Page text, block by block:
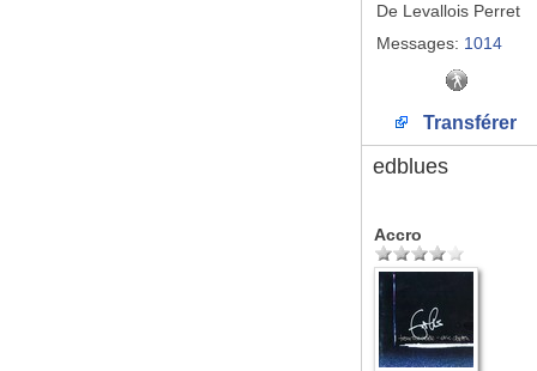
De Levallois Perret
Messages: 1014
Transférer
edblues
Accro